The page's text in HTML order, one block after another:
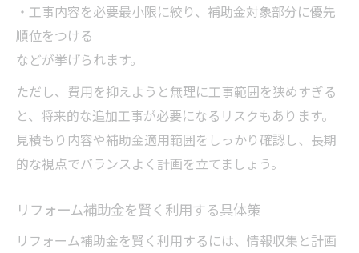
・工事内容を必要最小限に絞り、補助金対象部分に優先
順位をつける
などが挙げられます。
ただし、費用を抑えようと無理に工事範囲を狭めすぎる
と、将来的な追加工事が必要になるリスクもあります。
見積もり内容や補助金適用範囲をしっかり確認し、長期
的な視点でバランスよく計画を立てましょう。
リフォーム補助金を賢く利用する具体策
リフォーム補助金を賢く利用するには、情報収集と計画